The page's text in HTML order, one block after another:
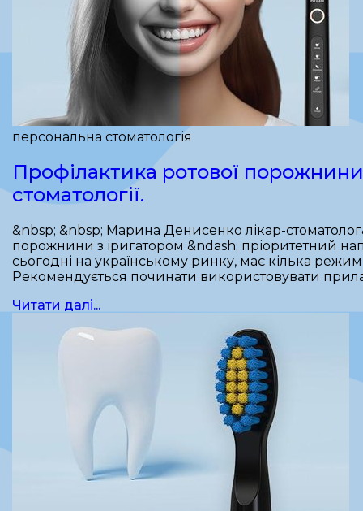
персональна стоматологія
Профілактика ротової
стоматології.
&nbsp; &nbsp; Марина Денисенко лікар-
порожнини з іригатором &ndash; пріоритетний
сьогодні на українському ринку, має кілька
Рекомендується починати використовувати
Читати далі...